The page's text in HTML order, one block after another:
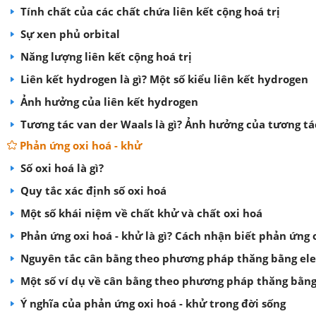
Tính chất của các chất chứa liên kết cộng hoá trị
Sự xen phủ orbital
Năng lượng liên kết cộng hoá trị
Liên kết hydrogen là gì? Một số kiểu liên kết hydrogen
Ảnh hưởng của liên kết hydrogen
Tương tác van der Waals là gì? Ảnh hưởng của tương
Phản ứng oxi hoá - khử
Số oxi hoá là gì?
Quy tắc xác định số oxi hoá
Một số khái niệm về chất khử và chất oxi hoá
Phản ứng oxi hoá - khử là gì? Cách nhận biết phản ứng
Nguyên tắc cân bằng theo phương pháp thăng bằng
Một số ví dụ về cân bằng theo phương pháp thăng
Ý nghĩa của phản ứng oxi hoá - khử trong đời sống